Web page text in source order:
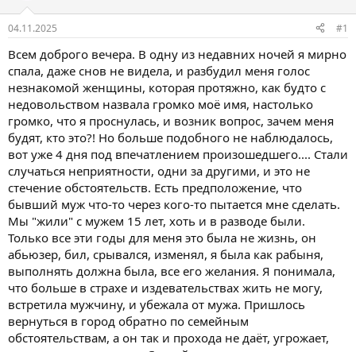
т
е
м
ы
а
л
04.11.2025 #1
Всем доброго вечера. В одну из недавних ночей я мирно
спала, даже снов не видела, и разбудил меня голос
незнакомой женщины, которая протяжно, как будто с
недовольством назвала громко моё имя, настолько
громко, что я проснулась, и возник вопрос, зачем меня
будят, кто это?! Но больше подобного не наблюдалось,
вот уже 4 дня под впечатлением произошедшего.... Стали
случаться неприятности, одни за другими, и это не
стечение обстоятельств. Есть предположение, что
бывший муж что-то через кого-то пытается мне сделать.
Мы "жили" с мужем 15 лет, хоть и в разводе были.
Только все эти годы для меня это была не жизнь, он
абьюзер, бил, срывался, изменял, я была как рабыня,
выполнять должна была, все его желания. Я понимала,
что больше в страхе и издевательствах жить не могу,
встретила мужчину, и убежала от мужа. Пришлось
вернуться в город обратно по семейным
обстоятельствам, а он так и прохода не даёт, угрожает,